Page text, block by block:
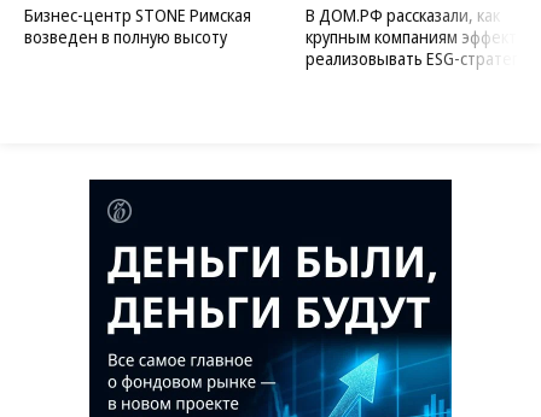
Бизнес-центр STONE Римская
возведен в полную высоту
В ДОМ.РФ рассказали, как
крупным компаниям
реализовывать ESG-стратегию